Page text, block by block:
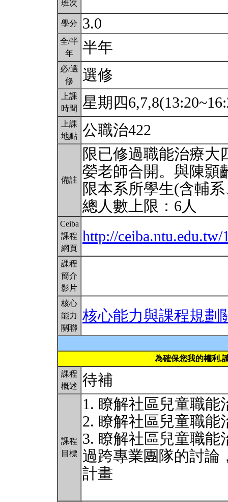
班次
學分 3.0
全/半
年
半年
必/選
修
選修
上課
時間
星期四
上課
地點 公職治422
備註
限已修過職能治療大
嫈老師合開。與陳顥
限本系所學生(含輔
總人數上限：6人
Ceiba
課程
網頁
http://ceiba.ntu.edu.tw/
課程
簡介
影片
核心
能力
關聯
核心能力與課程規劃
為確保您我的權利,
課程
概述
待補
課程
目標
1. 瞭解社區兒童職
2. 瞭解社區兒童職能
3. 瞭解社區兒童職能
過跨專業團隊的討論
計畫